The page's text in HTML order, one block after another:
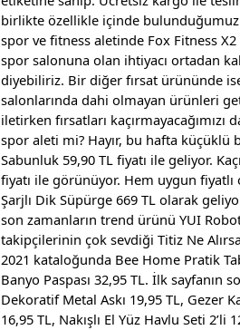
birlikte özellikle içinde
spor ve fitness aletinde Fox Fitness X2
spor salonuna olan ihtiyacı ortadan
diyebiliriz. Bir diğer fırsat ürününde
salonlarında dahi olmayan ürünleri
iletirken fırsatları
spor aleti mi? Hayır, bu hafta küçüklü
Sabunluk 59,90 TL fiyatı ile geliyor.
fiyatı ile görünüyor. Hem uygun
Şarjlı Dik Süpürge 669 TL olarak
son zamanların trend ürünü YUI
takipçilerinin çok sevdiği Titiz Ne
2021 kataloğunda Bee Home Pratik
Banyo Paspası 32,95 TL. İlk
Dekoratif Metal Askı 19,95 TL, Gezer
16,95 TL, Nakışlı El Yüz Havlu Seti